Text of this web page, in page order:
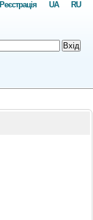
RU
UA
Реєстрація
Вхід